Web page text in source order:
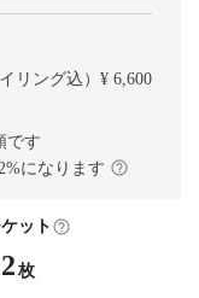
リング込）¥ 6,600
です
%になります
ット
2 枚